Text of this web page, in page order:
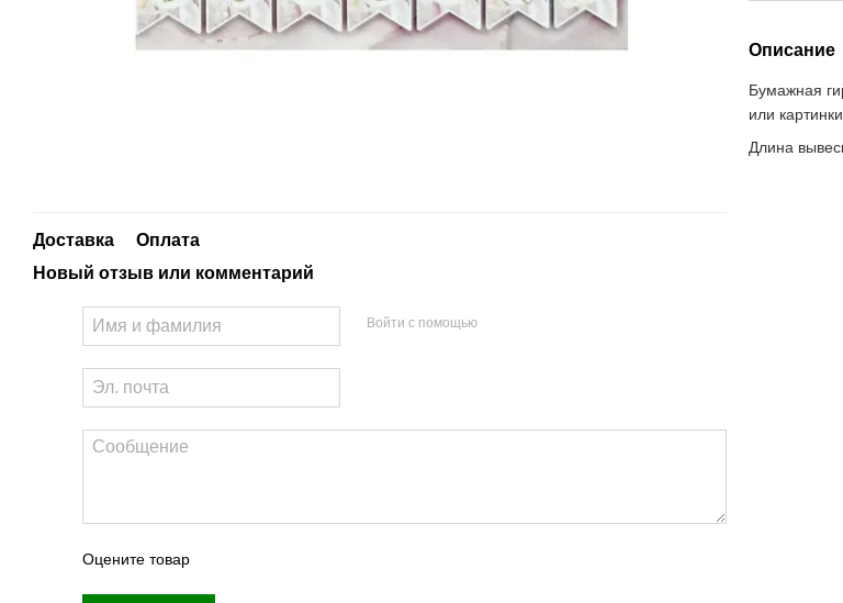
Доставка
Оплата
Новый отзыв или комментарий
Войти с помощью
Оцените товар
Описание
Бумажная
или
Длина